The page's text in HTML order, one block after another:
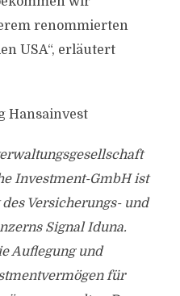
renommierten
USA“, erläutert
Hansainvest
Investment-GmbH ist
Versicherungs- und
Signal Iduna.
Auflegung und
für